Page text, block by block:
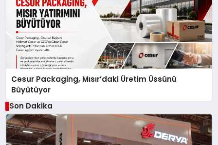
Cesur Packaging, Mısır’daki Üretim Üssünü
Büyütüyor
Son Dakika